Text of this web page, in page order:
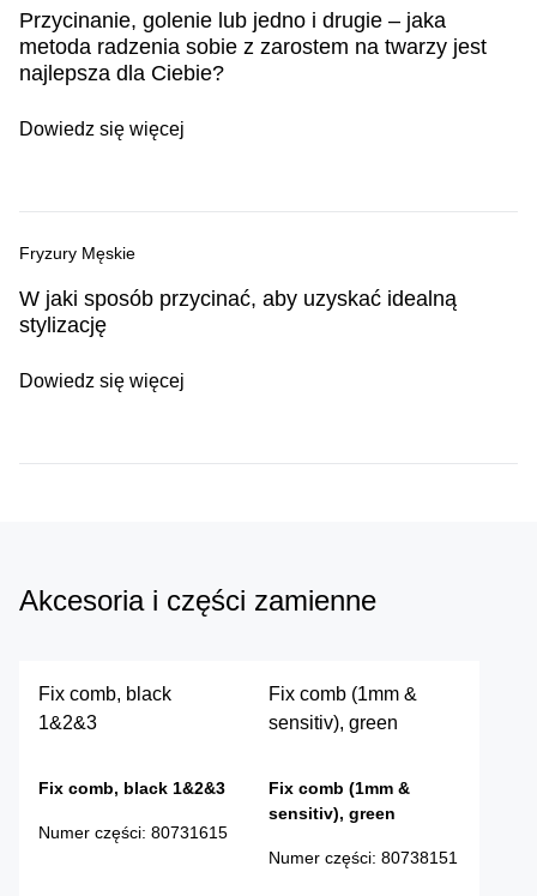
Przycinanie, golenie lub jedno i drugie – jaka
metoda radzenia sobie z zarostem na twarzy jest
najlepsza dla Ciebie?
Dowiedz się więcej
Fryzury Męskie
W jaki sposób przycinać, aby uzyskać idealną
stylizację
Dowiedz się więcej
Akcesoria i części zamienne
Fix comb, black
1&2&3
Fix comb, black 1&2&3
Numer części: 80731615
Fix comb (1mm &
sensitiv), green
Fix comb (1mm &
sensitiv), green
Numer części: 80738151